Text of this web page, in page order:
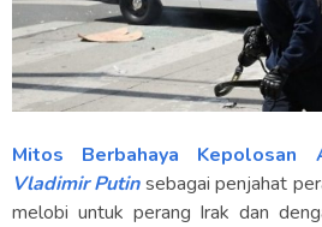
Mitos Berbahaya Kepolosan
Vladimir Putinsebagai penjahat
melobi untuk perang Irak dan